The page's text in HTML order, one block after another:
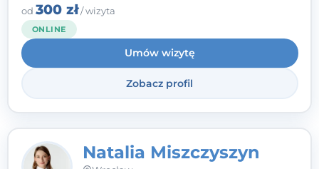
w obranym kierunku.
od 300 zł/ wizyta
ONLINE
Umów wizytę
Zobacz profil
Natalia Miszczyszyn